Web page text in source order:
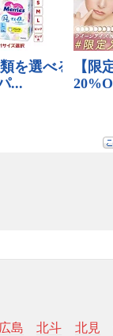
島 北斗 北見